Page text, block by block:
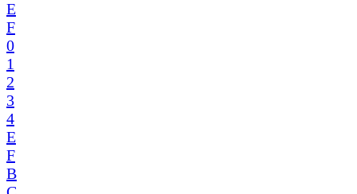
E
F
0
1
2
3
4
E
F
B